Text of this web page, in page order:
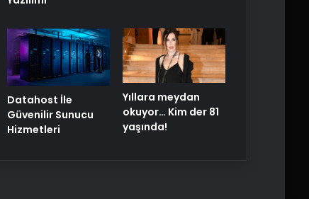
Datahost İle
Güvenilir Sunucu
Hizmetleri
Yıllara meydan
okuyor… Kim der 81
yaşında!